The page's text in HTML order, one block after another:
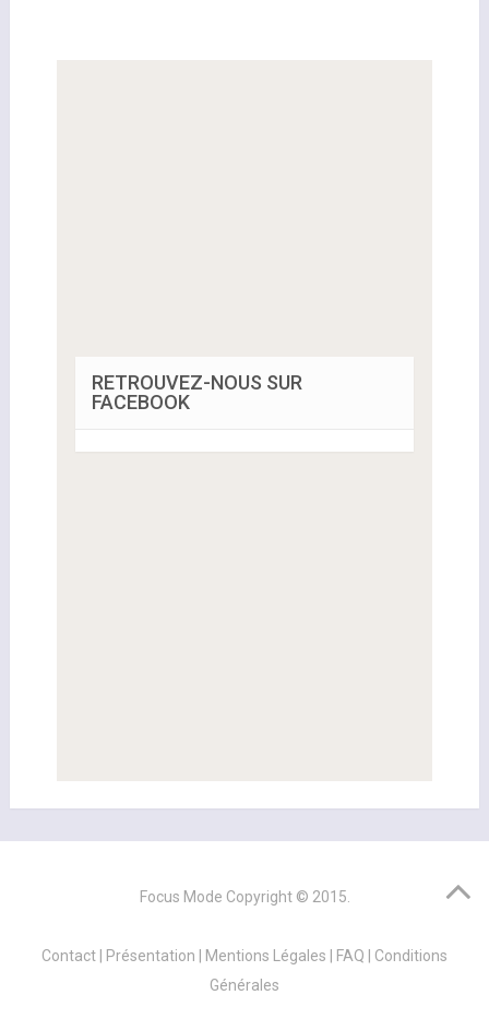
RETROUVEZ-NOUS SUR
FACEBOOK
Focus Mode Copyright © 2015.
Contact Présentation Mentions Légales FAQ
Conditions
Générales